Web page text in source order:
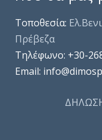
Τοποθεσία:
Πρέβεζα
Τηλέφωνo: +30-
Email: